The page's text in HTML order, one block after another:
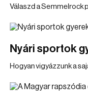
Válaszd a Semmelrock
Nyári sportok
Hogyan vigyázzunk a